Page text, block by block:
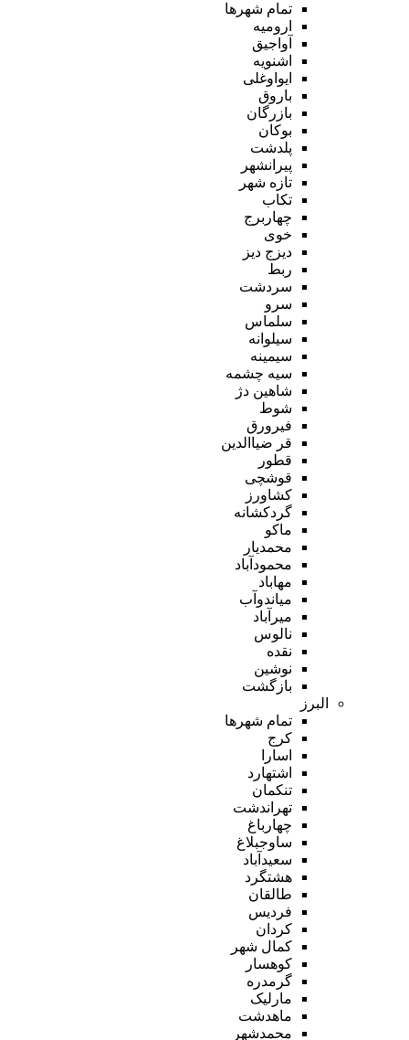
تمام شهر‌ها
ارومیه
آواجیق
اشنویه
ایواوغلی
باروق
بازرگان
بوکان
پلدشت
پیرانشهر
تازه شهر
تکاب
چهاربرج
خوی
دیزج دیز
ربط
سردشت
سرو
سلماس
سیلوانه
سیمینه
سیه چشمه
شاهین دژ
شوط
فیرورق
قر ضیاالدین
قطور
قوشچی
کشاورز
گردکشانه
ماکو
محمدیار
محمودآباد
مهاباد
میاندوآب
میرآباد
نالوس
نقده
نوشین
بازگشت
البرز
تمام شهر‌ها
کرج
اسارا
اشتهارد
تنکمان
تهراندشت
چهارباغ
ساوجبلاغ
سعیدآباد
هشتگرد
طالقان
فردیس
کردان
کمال شهر
کوهسار
گرمدره
مارلیک
ماهدشت
محمدشهر